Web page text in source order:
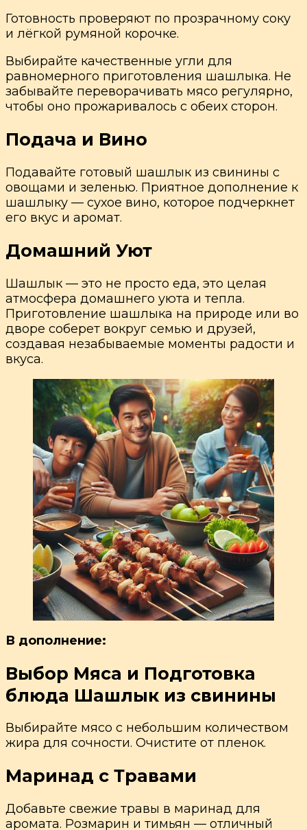
Готовность проверяют по прозрачному соку
и лёгкой румяной корочке.
Выбирайте качественные угли для
равномерного приготовления шашлыка. Не
забывайте переворачивать мясо регулярно,
чтобы оно прожаривалось с обеих сторон.
Подача и Вино
Подавайте готовый шашлык из свинины с
овощами и зеленью. Приятное дополнение к
шашлыку — сухое вино, которое подчеркнет
его вкус и аромат.
Домашний Уют
Шашлык — это не просто еда, это целая
атмосфера домашнего уюта и тепла.
Приготовление шашлыка на природе или во
дворе соберет вокруг семью и друзей,
создавая незабываемые моменты радости и
вкуса.
В дополнение:
Выбор Мяса и Подготовка
блюда Шашлык из свинины
Выбирайте мясо с небольшим количеством
жира для сочности. Очистите от пленок.
Маринад с Травами
Добавьте свежие травы в маринад для
аромата. Розмарин и тимьян — отличный